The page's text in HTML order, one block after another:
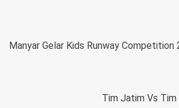
Manyar Gelar Kids Runway Competition
Tim Jatim Vs Tim